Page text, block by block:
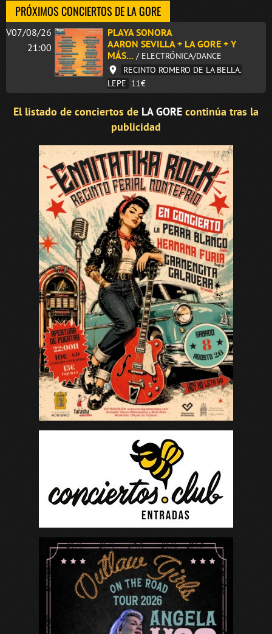
PRÓXIMOS CONCIERTOS DE LA GORE
V07/08/26
21:00
PLAYA SONORA
AARON SEVILLA + LA GORE + Y
MÁS... / ELECTRÓNICA/DANCE
RECINTO ROMERO DE LA BELLA.
LEPE 11€
El listado de conciertos de LA GORE continúa tras la
publicidad